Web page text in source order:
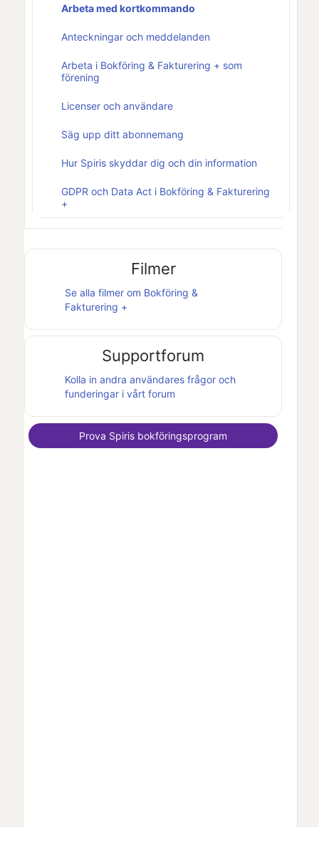
Arbeta med kortkommando
Anteckningar och meddelanden
Arbeta i Bokföring & Fakturering + som
förening
Licenser och användare
Säg upp ditt abonnemang
Hur Spiris skyddar dig och din information
GDPR och Data Act i Bokföring & Fakturering
+
Filmer
Se alla filmer om Bokföring &
Fakturering +
Supportforum
Kolla in andra användares frågor och
funderingar i vårt forum
Prova Spiris bokföringsprogram